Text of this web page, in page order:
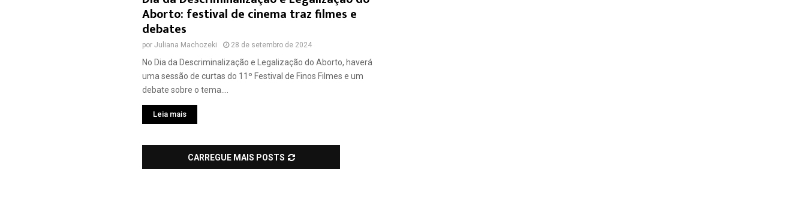
Aborto: festival de cinema traz filmes e
debates
por Juliana Machozeki 28 de setembro de 2024
No Dia da Descriminalização e Legalização do Aborto, haverá
uma sessão de curtas do 11º Festival de Finos Filmes e um
debate sobre o tema....
Leia mais
CARREGUE MAIS POSTS